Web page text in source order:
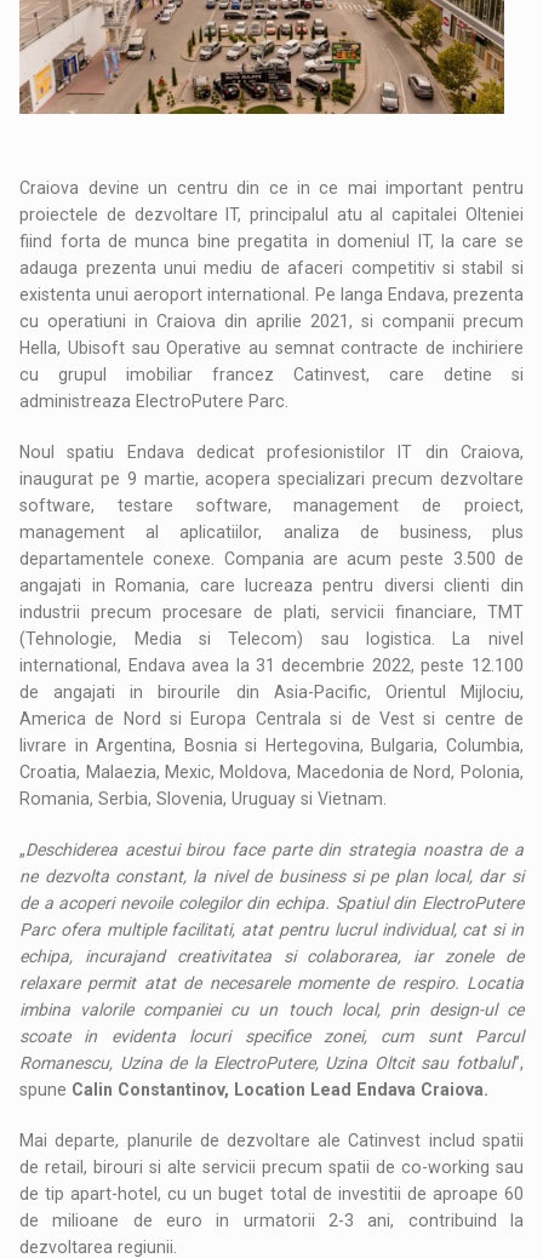
Craiova devine un centru din ce in ce mai important pentru
proiectele de dezvoltare IT, principalul atu al capitalei Olteniei
fiind forta de munca bine pregatita in domeniul IT, la care se
adauga prezenta unui mediu de afaceri competitiv si stabil si
existenta unui aeroport international. Pe langa Endava, prezenta
cu operatiuni in Craiova din aprilie 2021, si companii precum
Hella, Ubisoft sau Operative au semnat contracte de inchiriere
cu grupul imobiliar francez Catinvest, care detine si
administreaza ElectroPutere Parc.
Noul spatiu Endava dedicat profesionistilor IT din Craiova,
inaugurat pe 9 martie, acopera specializari precum dezvoltare
software, testare software, management de proiect,
management al aplicatiilor, analiza de business, plus
departamentele conexe. Compania are acum peste 3.500 de
angajati in Romania, care lucreaza pentru diversi clienti din
industrii precum procesare de plati, servicii financiare, TMT
(Tehnologie, Media si Telecom) sau logistica. La nivel
international, Endava avea la 31 decembrie 2022, peste 12.100
de angajati in birourile din Asia-Pacific, Orientul Mijlociu,
America de Nord si Europa Centrala si de Vest si centre de
livrare in Argentina, Bosnia si Hertegovina, Bulgaria, Columbia,
Croatia, Malaezia, Mexic, Moldova, Macedonia de Nord, Polonia,
Romania, Serbia, Slovenia, Uruguay si Vietnam.
„Deschiderea acestui birou face parte din strategia noastra de a
ne dezvolta constant, la nivel de business si pe plan local, dar si
de a acoperi nevoile colegilor din echipa. Spatiul din ElectroPutere
Parc ofera multiple facilitati, atat pentru lucrul individual, cat si in
echipa, incurajand creativitatea si colaborarea, iar zonele de
relaxare permit atat de necesarele momente de respiro. Locatia
imbina valorile companiei cu un touch local, prin design-ul ce
scoate in evidenta locuri specifice zonei, cum sunt Parcul
Romanescu, Uzina de la ElectroPutere, Uzina Oltcit sau fotbalul”,
spune Calin Constantinov, Location Lead Endava Craiova.
Mai departe, planurile de dezvoltare ale Catinvest includ spatii
de retail, birouri si alte servicii precum spatii de co-working sau
de tip apart-hotel, cu un buget total de investitii de aproape 60
de milioane de euro in urmatorii 2-3 ani, contribuind la
dezvoltarea regiunii.